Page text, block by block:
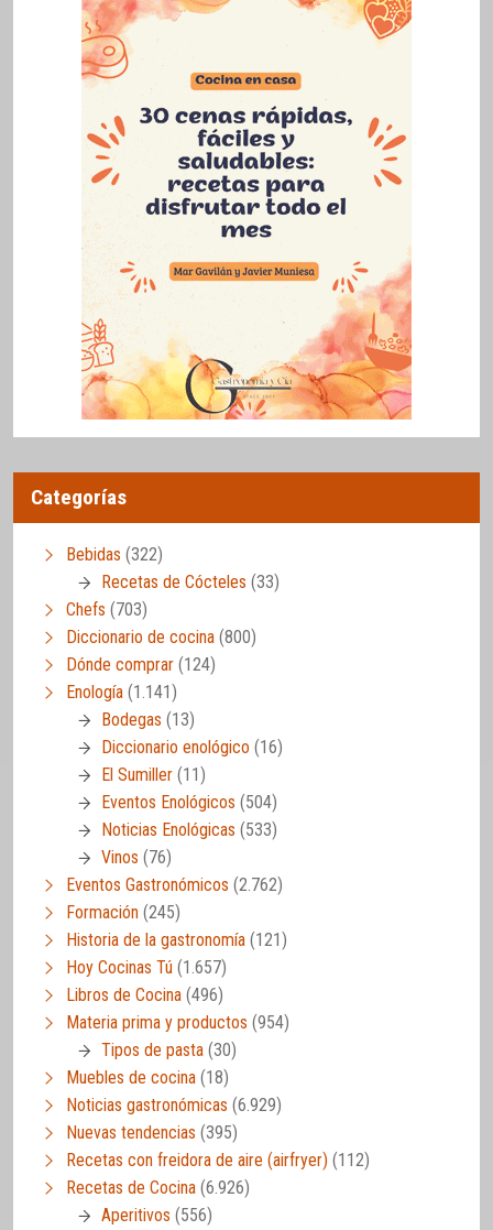
Categorías
Bebidas (322)
Recetas de Cócteles (33)
Chefs (703)
Diccionario de cocina (800)
Dónde comprar (124)
Enología (1.141)
Bodegas (13)
Diccionario enológico (16)
El Sumiller (11)
Eventos Enológicos (504)
Noticias Enológicas (533)
Vinos (76)
Eventos Gastronómicos (2.762)
Formación (245)
Historia de la gastronomía (121)
Hoy Cocinas Tú (1.657)
Libros de Cocina (496)
Materia prima y productos (954)
Tipos de pasta (30)
Muebles de cocina (18)
Noticias gastronómicas (6.929)
Nuevas tendencias (395)
Recetas con freidora de aire (airfryer) (112)
Recetas de Cocina (6.926)
Aperitivos (556)